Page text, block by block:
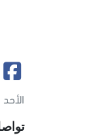
الأحد 6 يوليو 2025 01:45 م